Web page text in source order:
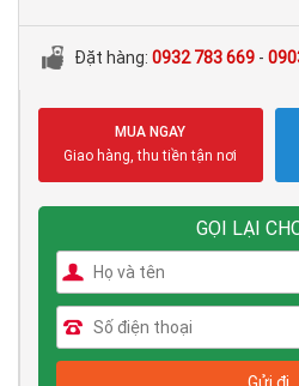
Đặt hàng: 0932 783 669 -
MUA NGAY
Giao hàng, thu tiền tận nơi
GỌI LẠI